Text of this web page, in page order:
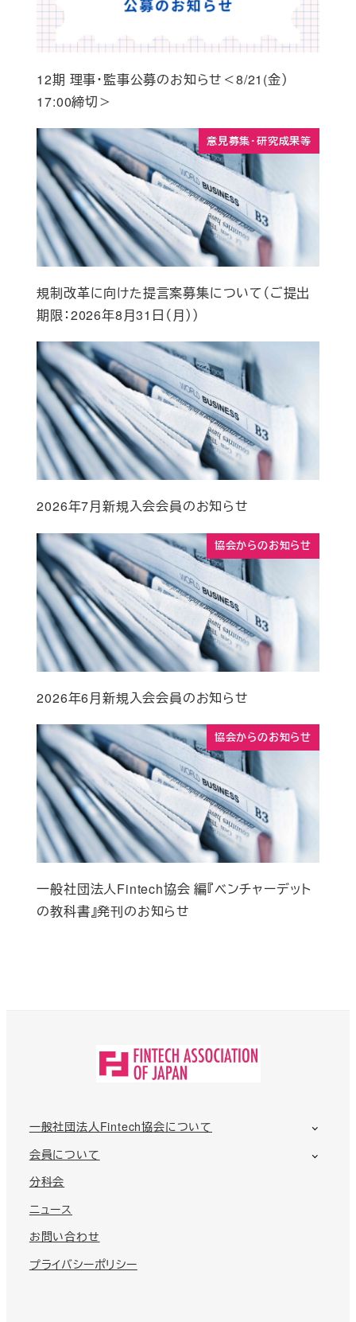
12期 理事・監事公募のお知らせ＜8/21(金）
17:00締切＞
意見募集・研究成果等
規制改革に向けた提言案募集について（ご提出
期限：2026年8月31日（月））
2026年7月新規入会会員のお知らせ
協会からのお知らせ
2026年6月新規入会会員のお知らせ
協会からのお知らせ
一般社団法人Fintech協会 編『ベンチャーデット
の教科書』発刊のお知らせ
一般社団法人Fintech協会について
会員について
分科会
ニュース
お問い合わせ
プライバシーポリシー